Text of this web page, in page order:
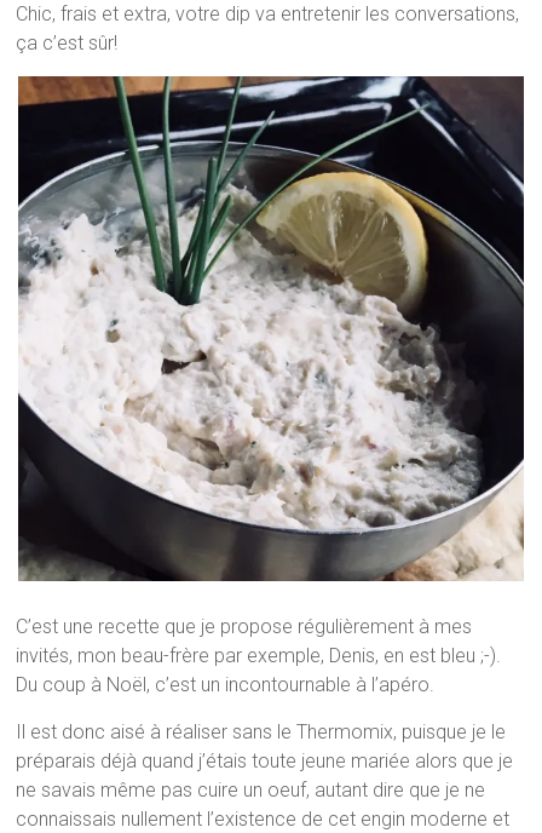
Chic, frais et extra, votre dip va entretenir les conversations,
ça c’est sûr!
C’est une recette que je propose régulièrement à mes
invités, mon beau-frère par exemple, Denis, en est bleu ;-).
Du coup à Noël, c’est un incontournable à l’apéro.
Il est donc aisé à réaliser sans le Thermomix, puisque je le
préparais déjà quand j’étais toute jeune mariée alors que je
ne savais même pas cuire un oeuf, autant dire que je ne
connaissais nullement l’existence de cet engin moderne et